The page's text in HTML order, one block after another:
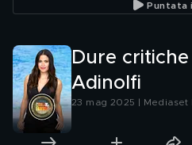
Puntata
Dure
Adinolfi
23 mag 2025 | Mediaset